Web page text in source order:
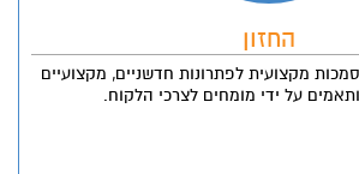
החזון
CITRINE Solutions סמכות מקצועית לפתרונות חדשניים, מקצועיים
על ידי מומחים לצרכי הלקוח.